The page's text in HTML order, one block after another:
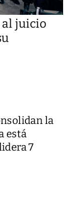
al juicio
la
está
7